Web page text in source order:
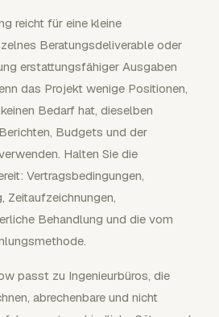
reicht für eine kleine
Beratungsdeliverable oder
erstattungsfähiger Ausgaben
das Projekt wenige Positionen,
Bedarf hat, dieselben
Budgets und der
Halten Sie die
Vertragsbedingungen,
Zeitaufzeichnungen,
Behandlung und die vom
passt zu Ingenieurbüros, die
abrechenbare und nicht